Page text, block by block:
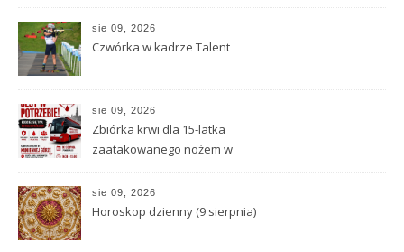
sie 09, 2026
Czwórka w kadrze Talent
sie 09, 2026
Zbiórka krwi dla 15-latka
zaatakowanego nożem w
sie 09, 2026
Horoskop dzienny (9 sierpnia)